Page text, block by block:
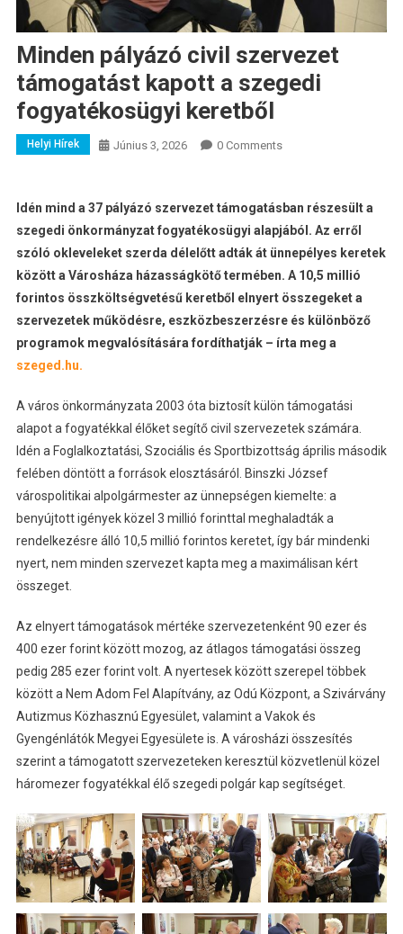
Minden pályázó civil szervezet
támogatást kapott a szegedi
fogyatékosügyi keretből
Helyi Hírek Június 3, 2026 0 Comments
Idén mind a 37 pályázó szervezet támogatásban részesült a
szegedi önkormányzat fogyatékosügyi alapjából. Az erről
szóló okleveleket szerda délelőtt adták át ünnepélyes keretek
között a Városháza házasságkötő termében. A 10,5 millió
forintos összköltségvetésű keretből elnyert összegeket a
szervezetek működésre, eszközbeszerzésre és különböző
programok megvalósítására fordíthatják – írta meg a
szeged.hu.
A város önkormányzata 2003 óta biztosít külön támogatási
alapot a fogyatékkal élőket segítő civil szervezetek számára.
Idén a Foglalkoztatási, Szociális és Sportbizottság április második
felében döntött a források elosztásáról. Binszki József
várospolitikai alpolgármester az ünnepségen kiemelte: a
benyújtott igények közel 3 millió forinttal meghaladták a
rendelkezésre álló 10,5 millió forintos keretet, így bár mindenki
nyert, nem minden szervezet kapta meg a maximálisan kért
összeget.
Az elnyert támogatások mértéke szervezetenként 90 ezer és
400 ezer forint között mozog, az átlagos támogatási összeg
pedig 285 ezer forint volt. A nyertesek között szerepel többek
között a Nem Adom Fel Alapítvány, az Odú Központ, a Szivárvány
Autizmus Közhasznú Egyesület, valamint a Vakok és
Gyengénlátók Megyei Egyesülete is. A városházi összesítés
szerint a támogatott szervezeteken keresztül közvetlenül közel
háromezer fogyatékkal élő szegedi polgár kap segítséget.